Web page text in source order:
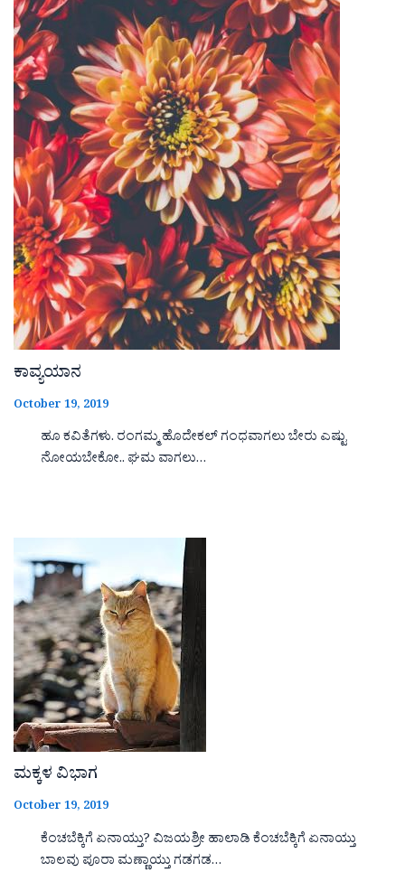
ಕಾವ್ಯಯಾನ
October 19, 2019
ಹೂ ಕವಿತೆಗಳು. ರಂಗಮ್ಮ ಹೊದೇಕಲ್ ಗಂಧವಾಗಲು ಬೇರು ಎಷ್ಟು
ನೋಯಬೇಕೋ.. ಘಮ ವಾಗಲು…
ಮಕ್ಕಳ ವಿಭಾಗ
October 19, 2019
ಕೆಂಚಬೆಕ್ಕಿಗೆ ಏನಾಯ್ತು? ವಿಜಯಶ್ರೀ ಹಾಲಾಡಿ ಕೆಂಚಬೆಕ್ಕಿಗೆ ಏನಾಯ್ತು
ಬಾಲವು ಪೂರಾ ಮಣ್ಣಾಯ್ತು ಗಡಗಡ…